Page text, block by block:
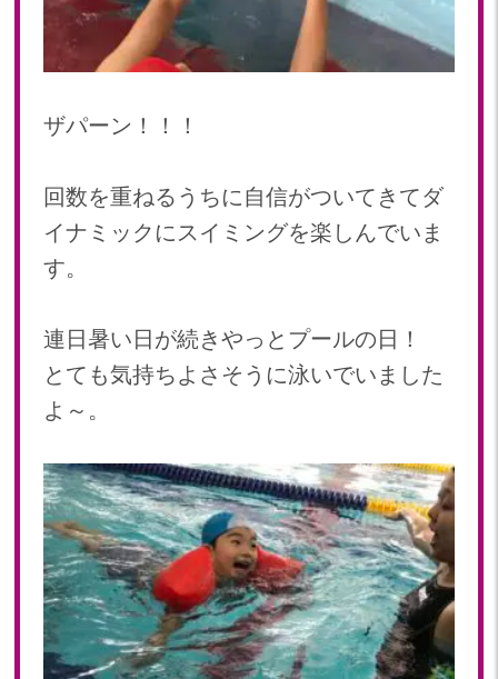
2024年 02月(19)
2024年 01月(20)
2023
2023年 12月(20)
2023年 09月(20)
2023年 08月(21)
2023年 07月(20)
2023年 05月(20)
2023年 04月(20)
2023年 03月(22)
2023年 01月(19)
2022
2022年 12月(20)
2022年 11月(20)
2022年 10月(20)
2022年 09月(20)
2022年 08月(22)
ザパーン！！！
回数を重ねるうちに自信がついてきてダ
イナミックにスイミングを楽しんでいま
す。
連日暑い日が続きやっとプールの日！
とても気持ちよさそうに泳いでいました
よ～。